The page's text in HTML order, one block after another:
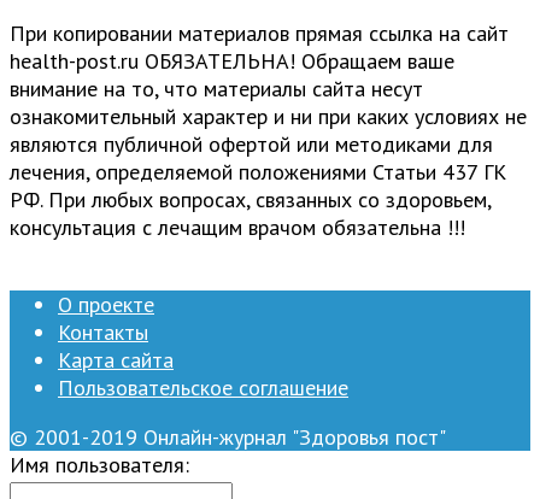
При копировании материалов прямая ссылка на сайт
health-post.ru ОБЯЗАТЕЛЬНА! Обращаем ваше
внимание на то, что материалы сайта несут
ознакомительный характер и ни при каких условиях не
являются публичной офертой или методиками для
лечения, определяемой положениями Статьи 437 ГК
РФ. При любых вопросах, связанных со здоровьем,
консультация с лечащим врачом обязательна !!!
О проекте
Контакты
Карта сайта
Пользовательское соглашение
© 2001-2019 Онлайн-журнал "Здоровья пост"
Имя пользователя: